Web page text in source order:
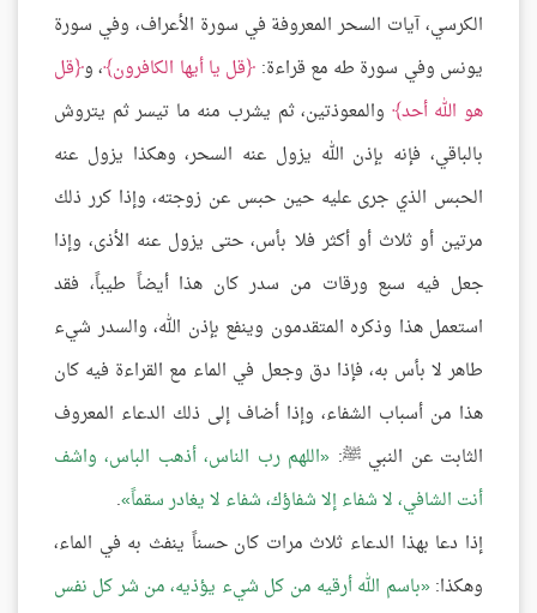
الكرسي، آيات السحر المعروفة في سورة الأعراف، وفي سورة
يونس وفي سورة طه مع قراءة: قل يا أيها الكافرون ، و قل
هو الله أحد والمعوذتين، ثم يشرب منه ما تيسر ثم يتروش
بالباقي، فإنه بإذن الله يزول عنه السحر، وهكذا يزول عنه
الحبس الذي جرى عليه حين حبس عن زوجته، وإذا كرر ذلك
مرتين أو ثلاث أو أكثر فلا بأس، حتى يزول عنه الأذى، وإذا
جعل فيه سبع ورقات من سدر كان هذا أيضاً طيباً، فقد
استعمل هذا وذكره المتقدمون وينفع بإذن الله، والسدر شيء
طاهر لا بأس به، فإذا دق وجعل في الماء مع القراءة فيه كان
هذا من أسباب الشفاء، وإذا أضاف إلى ذلك الدعاء المعروف
الثابت عن النبي ﷺ: اللهم رب الناس، أذهب الباس، واشف
أنت الشافي، لا شفاء إلا شفاؤك، شفاء لا يغادر سقماً .
إذا دعا بهذا الدعاء ثلاث مرات كان حسناً ينفث به في الماء،
وهكذا: باسم الله أرقيه من كل شيء يؤذيه، من شر كل نفس